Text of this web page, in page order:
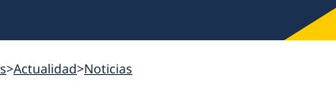
Actualidad Noticias